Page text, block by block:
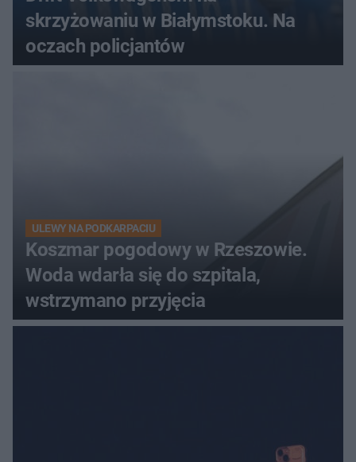
skrzyżowaniu w Białymstoku. Na
oczach policjantów
ULEWY NA PODKARPACIU
Koszmar pogodowy w Rzeszowie.
Woda wdarła się do szpitala,
wstrzymano przyjęcia